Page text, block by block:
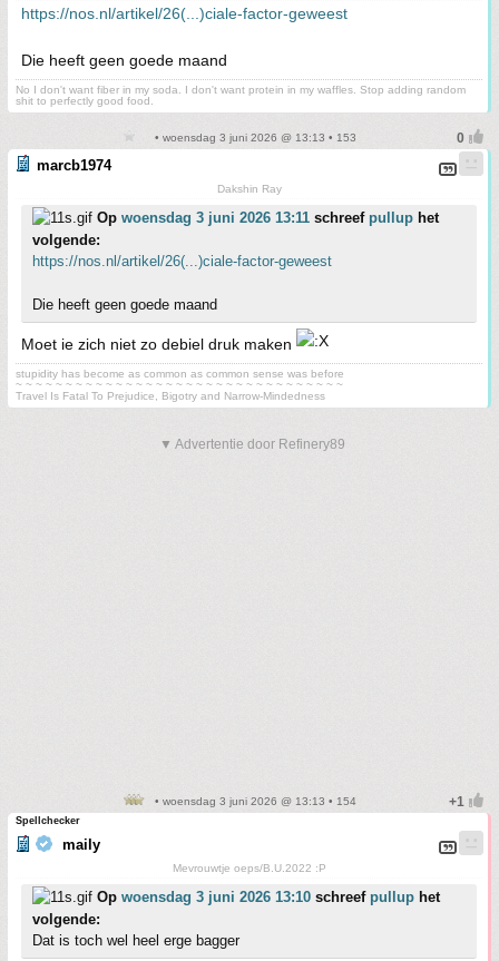
https://nos.nl/artikel/26(...)ciale-factor-geweest
Die heeft geen goede maand
No I don't want fiber in my soda. I don't want protein in my waffles. Stop adding random
shit to perfectly good food.
• woensdag 3 juni 2026 @ 13:13 • 153
marcb1974
Dakshin Ray
Op woensdag 3 juni 2026 13:11 schreef pullup het
volgende:
https://nos.nl/artikel/26(...)ciale-factor-geweest
Die heeft geen goede maand
Moet ie zich niet zo debiel druk maken
stupidity has become as common as common sense was before
~ ~ ~ ~ ~ ~ ~ ~ ~ ~ ~ ~ ~ ~ ~ ~ ~ ~ ~ ~ ~ ~ ~ ~ ~ ~ ~ ~ ~ ~ ~ ~ ~
Travel Is Fatal To Prejudice, Bigotry and Narrow-Mindedness
▼ Advertentie door Refinery89
• woensdag 3 juni 2026 @ 13:13 • 154
Spellchecker
maily
Mevrouwtje oeps/B.U.2022 :P
Op woensdag 3 juni 2026 13:10 schreef pullup het
volgende:
Dat is toch wel heel erge bagger